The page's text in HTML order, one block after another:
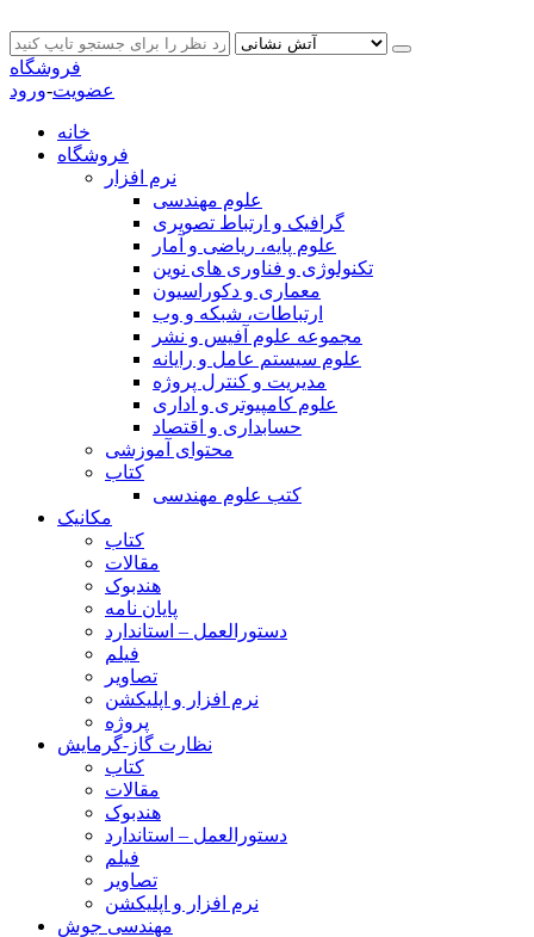
فروشگاه
عضویت-ورود
خانه
فروشگاه
نرم افزار
علوم مهندسی
گرافیک و ارتباط تصویری
علوم پایه، ریاضی و آمار
تکنولوژی و فناوری های نوین
معماری و دکوراسیون
ارتباطات، شبکه و وب
مجموعه علوم آفیس و نشر
علوم سیستم عامل و رایانه
مدیریت و کنترل پروژه
علوم کامپیوتری و اداری
حسابداری و اقتصاد
محتوای آموزشی
کتاب
کتب علوم مهندسی
مکانیک
کتاب
مقالات
هندبوک
پایان نامه
دستورالعمل – استاندارد
فیلم
تصاویر
نرم افزار و اپلیکشن
پروژه
نظارت گاز-گرمایش
کتاب
مقالات
هندبوک
دستورالعمل – استاندارد
فیلم
تصاویر
نرم افزار و اپلیکشن
مهندسی جوش